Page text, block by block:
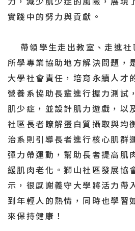
實踐中的努力與貢獻。
帶領學生走出教室、走進社
所學專業協助地方解決問題，
大學社會責任，培育永續人才
營養系協助長輩進行握力測試
肌少症，並設計肌力遊戲，以
社區長者瞭解蛋白質攝取與均
治系則引導長者進行核心肌群
彈力帶運動，幫助長者提高肌
緩肌肉老化。獅山社區發展協
示，很感謝義守大學將活力帶
到年輕人的熱情，同時也學習
來保持健康！